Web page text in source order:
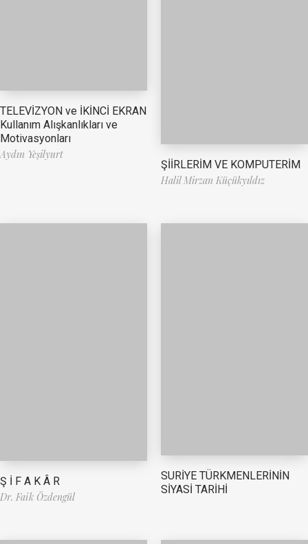
TELEVİZYON ve İKİNCİ EKRAN
Kullanım Alışkanlıkları ve
Motivasyonları
Aydın Yeşilyurt
ŞİİRLERİM VE KOMPUTERİM
Halil Mirzan Küçükyıldız
Ş İ F A K Â R
Dr. Faik Özdengül
SURİYE TÜRKMENLERİNİN
SİYASİ TARİHİ